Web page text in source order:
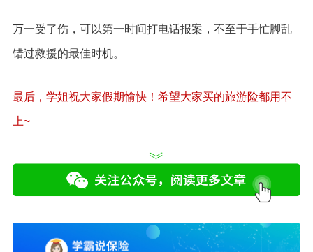
万一受了伤，可以第一时间打电话报案，不至于手忙脚乱
错过救援的最佳时机。
最后，学姐祝大家假期愉快！希望大家买的旅游险都用不
上~